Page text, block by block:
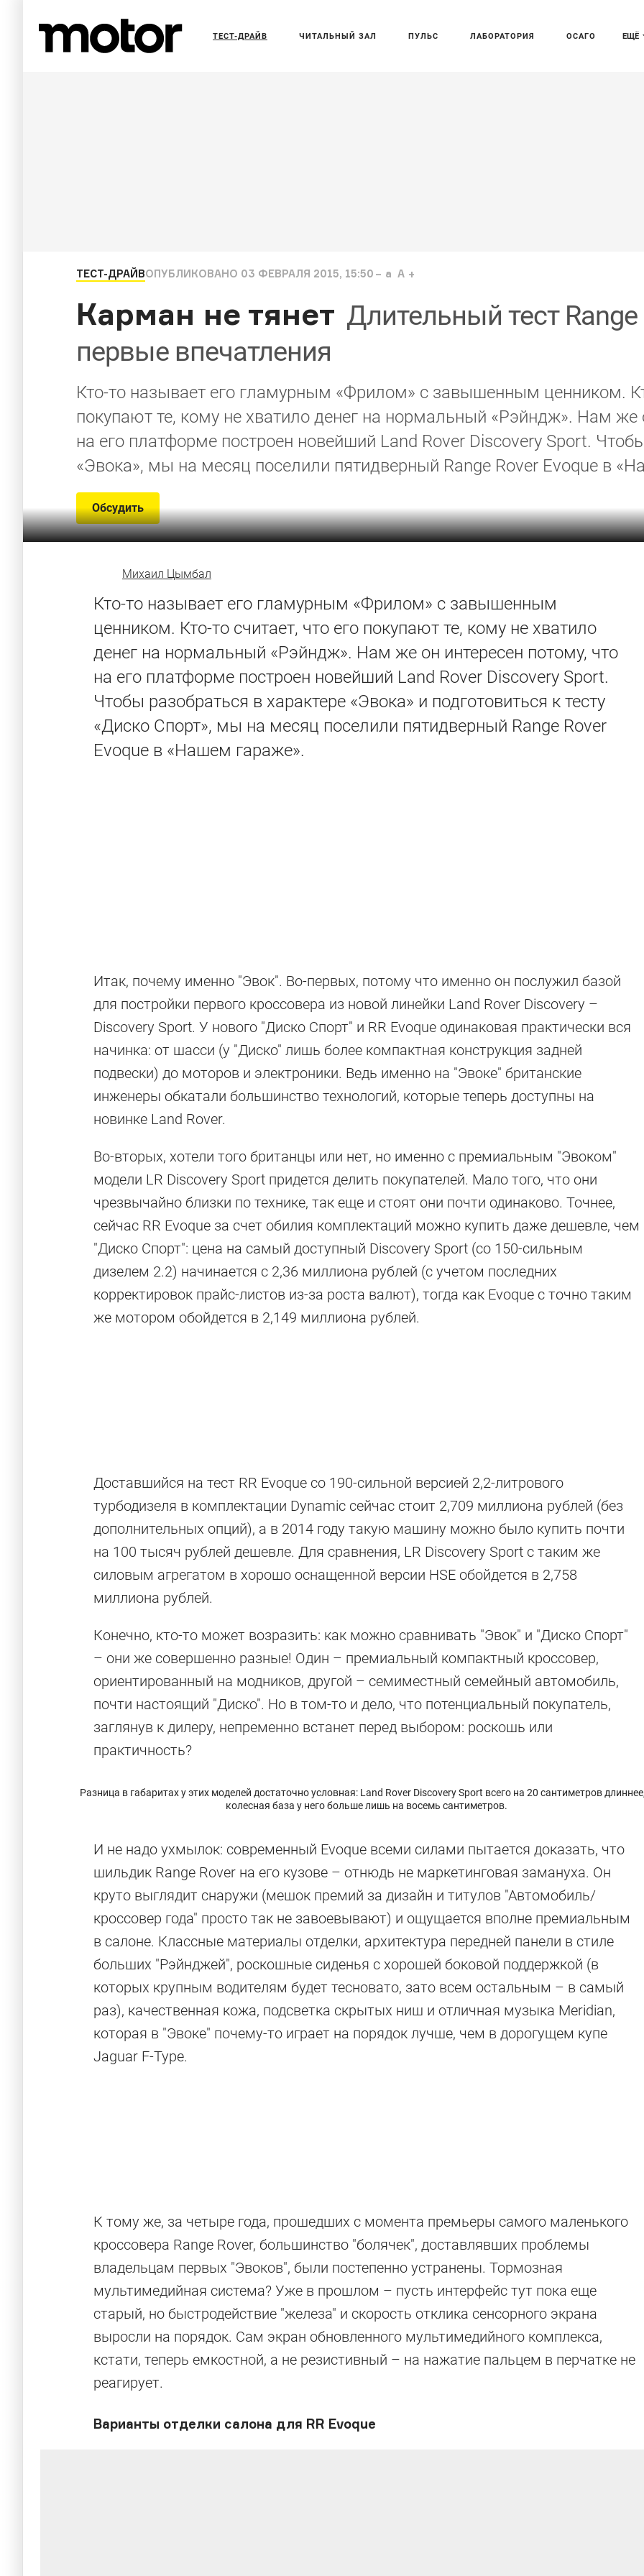
ЕЩЁ
ТЕСТ-ДРАЙВ ЧИТАЛЬНЫЙ ЗАЛ ПУЛЬС ЛАБОРАТОРИЯ ОСАГО
ТЕСТ-ДРАЙВОПУБЛИКОВАНО 03 ФЕВРАЛЯ 2015, 15:50 a A
Карман не тянет Длительный тест Range
первые впечатления
Кто-то называет его гламурным «Фрилом» с завышенным ценником.
покупают те, кому не хватило денег на нормальный «Рэйндж». Нам же
на его платформе построен новейший Land Rover Discovery Sport.
«Эвока», мы на месяц поселили пятидверный Range Rover Evoque в
Обсудить
Михаил Цымбал
Кто-то называет его гламурным «Фрилом» с завышенным
ценником. Кто-то считает, что его покупают те, кому не хватило
денег на нормальный «Рэйндж». Нам же он интересен потому, что
на его платформе построен новейший Land Rover Discovery Sport.
Чтобы разобраться в характере «Эвока» и подготовиться к тесту
«Диско Спорт», мы на месяц поселили пятидверный Range Rover
Evoque в «Нашем гараже».
Итак, почему именно "Эвок". Во-первых, потому что именно он послужил базой
для постройки первого кроссовера из новой линейки Land Rover Discovery –
Discovery Sport. У нового "Диско Спорт" и RR Evoque одинаковая практически вся
начинка: от шасси (у "Диско" лишь более компактная конструкция задней
подвески) до моторов и электроники. Ведь именно на "Эвоке" британские
инженеры обкатали большинство технологий, которые теперь доступны на
новинке Land Rover.
Во-вторых, хотели того британцы или нет, но именно с премиальным "Эвоком"
модели LR Discovery Sport придется делить покупателей. Мало того, что они
чрезвычайно близки по технике, так еще и стоят они почти одинаково. Точнее,
сейчас RR Evoque за счет обилия комплектаций можно купить даже дешевле, чем
"Диско Спорт": цена на самый доступный Discovery Sport (со 150-сильным
дизелем 2.2) начинается с 2,36 миллиона рублей (с учетом последних
корректировок прайс-листов из-за роста валют), тогда как Evoque с точно таким
же мотором обойдется в 2,149 миллиона рублей.
Доставшийся на тест RR Evoque со 190-сильной версией 2,2-литрового
турбодизеля в комплектации Dynamic сейчас стоит 2,709 миллиона рублей (без
дополнительных опций), а в 2014 году такую машину можно было купить почти
на 100 тысяч рублей дешевле. Для сравнения, LR Discovery Sport с таким же
силовым агрегатом в хорошо оснащенной версии HSE обойдется в 2,758
миллиона рублей.
Конечно, кто-то может возразить: как можно сравнивать "Эвок" и "Диско Спорт"
– они же совершенно разные! Один – премиальный компактный кроссовер,
ориентированный на модников, другой – семиместный семейный автомобиль,
почти настоящий "Диско". Но в том-то и дело, что потенциальный покупатель,
заглянув к дилеру, непременно встанет перед выбором: роскошь или
практичность?
Разница в габаритах у этих моделей достаточно условная: Land Rover Discovery Sport всего на 20 сантиметров
колесная база у него больше лишь на восемь сантиметров.
И не надо ухмылок: современный Evoque всеми силами пытается доказать, что
шильдик Range Rover на его кузове – отнюдь не маркетинговая замануха. Он
круто выглядит снаружи (мешок премий за дизайн и титулов "Автомобиль/
кроссовер года" просто так не завоевывают) и ощущается вполне премиальным
в салоне. Классные материалы отделки, архитектура передней панели в стиле
больших "Рэйнджей", роскошные сиденья с хорошей боковой поддержкой (в
которых крупным водителям будет тесновато, зато всем остальным – в самый
раз), качественная кожа, подсветка скрытых ниш и отличная музыка Meridian,
которая в "Эвоке" почему-то играет на порядок лучше, чем в дорогущем купе
Jaguar F-Type.
К тому же, за четыре года, прошедших с момента премьеры самого маленького
кроссовера Range Rover, большинство "болячек", доставлявших проблемы
владельцам первых "Эвоков", были постепенно устранены. Тормозная
мультимедийная система? Уже в прошлом – пусть интерфейс тут пока еще
старый, но быстродействие "железа" и скорость отклика сенсорного экрана
выросли на порядок. Сам экран обновленного мультимедийного комплекса,
кстати, теперь емкостной, а не резистивный – на нажатие пальцем в перчатке не
реагирует.
Варианты отделки салона для RR Evoque